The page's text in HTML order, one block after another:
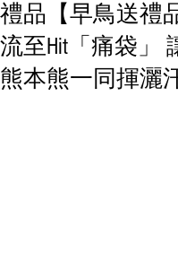
禮品【早鳥送禮
流至Hit「痛袋」
熊本熊一同揮灑